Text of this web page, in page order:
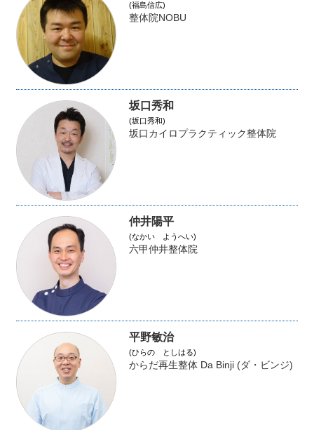
(福島信広)
整体院NOBU
坂口秀和
(坂口秀和)
坂口カイロプラクティック整体院
仲井陽平
(なかい ようへい)
六甲仲井整体院
平野敏治
(ひらの としはる)
からだ再生整体 Da Binji (ダ・ビンジ)